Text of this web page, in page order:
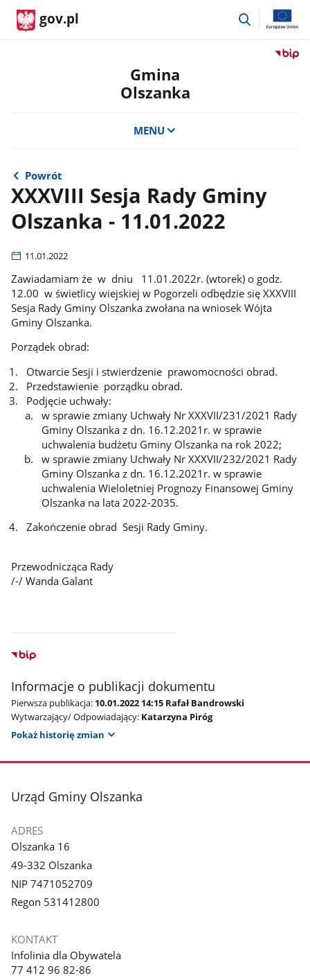
gov.pl
przejdź
Przejdź
Gmina
Olszanka
MENU
Powrót
XXXVIII Sesja Rady Gminy
Olszanka - 11.01.2022
11.01.2022
Zawiadamiam że w dniu 11.01.2022r. (wtorek) o godz.
12.00 w świetlicy wiejskiej w Pogorzeli odbędzie się XXXVIII
Sesja Rady Gminy Olszanka zwołana na wniosek Wójta
Gminy Olszanka.
Porządek obrad:
Otwarcie Sesji i stwierdzenie prawomocności obrad.
Przedstawienie porządku obrad.
Podjęcie uchwały:
w sprawie zmiany Uchwały Nr XXXVII/231/2021 Rady
Gminy Olszanka z dn. 16.12.2021r. w sprawie
uchwalenia budżetu Gminy Olszanka na rok 2022;
w sprawie zmiany Uchwały Nr XXXVII/232/2021 Rady
Gminy Olszanka z dn. 16.12.2021r. w sprawie
uchwalenia Wieloletniej Prognozy Finansowej Gminy
Olszanka na lata 2022-2035.
Zakończenie obrad Sesji Rady Gminy.
Przewodnicząca Rady
/-/ Wanda Galant
Informacje o publikacji dokumentu
Pierwsza publikacja: 10.01.2022 14:15 Rafał Bandrowski
Wytwarzający/ Odpowiadający: Katarzyna Piróg
Pokaż historię zmian
stopka
Urząd Gminy Olszanka
ADRES
Olszanka 16
49-332 Olszanka
NIP 7471052709
Regon 531412800
KONTAKT
Infolinia dla Obywatela
77 412 96 82-86